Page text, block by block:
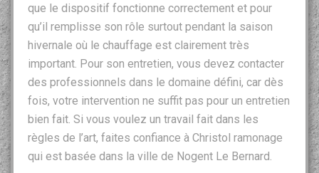
que le dispositif fonctionne correctement et pour
qu’il remplisse son rôle surtout pendant la saison
hivernale où le chauffage est clairement très
important. Pour son entretien, vous devez contacter
des professionnels dans le domaine défini, car dès
fois, votre intervention ne suffit pas pour un entretien
bien fait. Si vous voulez un travail fait dans les
règles de l’art, faites confiance à Christol ramonage
qui est basée dans la ville de Nogent Le Bernard.